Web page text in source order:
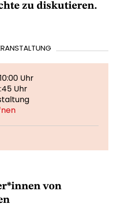
zu diskutieren.
Uhr
Uhr
von